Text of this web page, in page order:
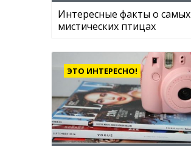
Интересные факты о самых
мистических птицах
ЭТО ИНТЕРЕСНО!